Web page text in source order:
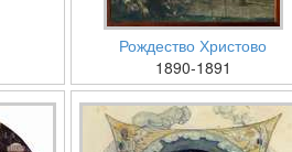
Рождество Христово
1890-1891